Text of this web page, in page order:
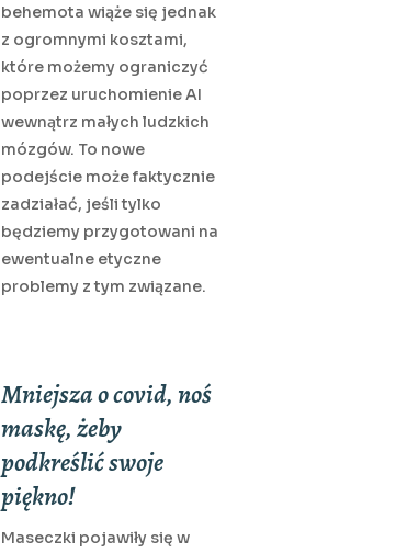
behemota wiąże się jednak
z ogromnymi kosztami,
które możemy ograniczyć
poprzez uruchomienie AI
wewnątrz małych ludzkich
mózgów. To nowe
podejście może faktycznie
zadziałać, jeśli tylko
będziemy przygotowani na
ewentualne etyczne
problemy z tym związane.
Mniejsza o covid, noś
maskę, żeby
podkreślić swoje
piękno!
Maseczki pojawiły się w